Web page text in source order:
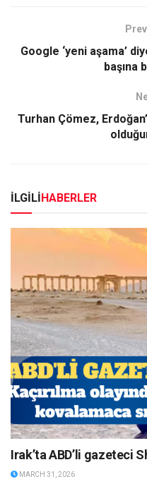
Google ‘yeni aşama’
başına
Turhan Çömez,
İLGİLİHABERLER
Irak’ta ABD’li gazeteci
MARCH 31, 2026